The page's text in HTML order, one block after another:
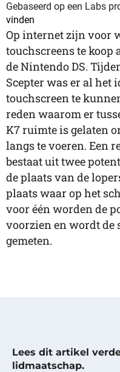
Gebaseerd op een Labs
vinden
Op internet zijn voor
touchscreens te koop
de Nintendo DS.
Scepter was er al het
touchscreen te
reden waarom er
K7 ruimte is gelaten
langs te voeren. Een
bestaat uit twee
de plaats van de
plaats waar op het
voor één worden de
voorzien en wordt de
gemeten.
Lees dit artikel
lidmaatschap.